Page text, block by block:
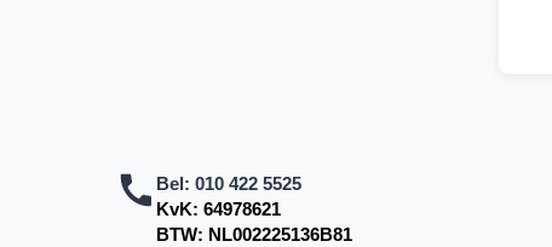
Bel: 010 422 5525
KvK: 64978621
BTW: NL002225136B81